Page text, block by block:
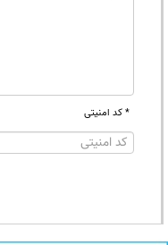
* کد امنیتی